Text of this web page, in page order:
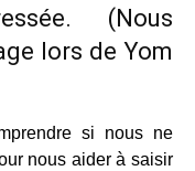
(Nous
lors de Yom
si nous ne
nous aider à saisir